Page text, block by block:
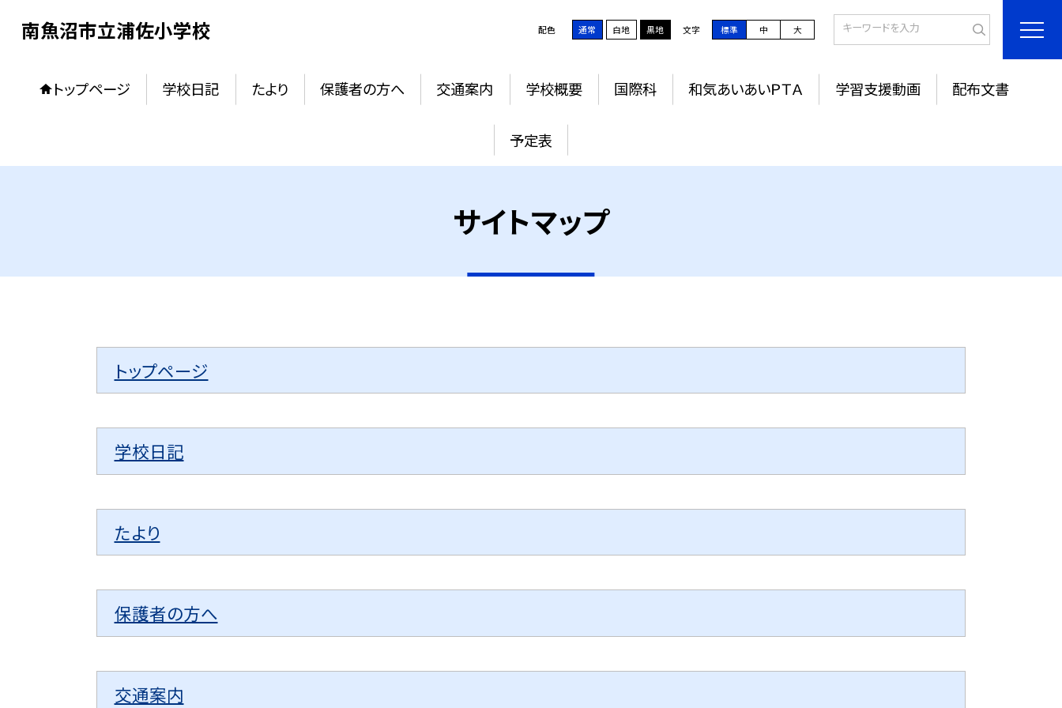
南魚沼市立浦佐小学校 配色 通常 白地 黒地 文字 標準 中 大
トップページ 学校日記 たより 保護者の方へ 交通案内 学校概要 国際科 和気あいあいＰＴＡ 学習支援動画 配布文書
予定表
サイトマップ
トップページ
学校日記
たより
保護者の方へ
交通案内